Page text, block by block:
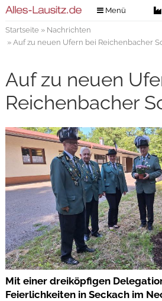
Menü
Verlag
Kontakt
Impressum
Digitale
Startseite» Nachrichten
» Auf zu neuen Ufern bei Reichenbacher
Auf zu neuen
Reichenbacher
Mit einer dreiköpfigen
Feierlichkeiten in Seckach im